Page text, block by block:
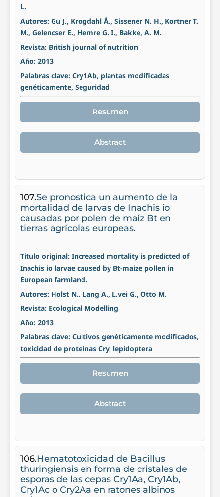
L.
Autores: Gu J., Krogdahl Å., Sissener N. H., Kortner T.
M., Gelencser E., Hemre G. I., Bakke, A. M.
Revista: British journal of nutrition
Año: 2013
Palabras clave: Cry1Ab, plantas modificadas
genéticamente, Seguridad
Resumen
Abstract
107.Se pronostica un aumento de la
mortalidad de larvas de Inachis io
causadas por polen de maíz Bt en
tierras agrícolas europeas.
Titulo original: Increased mortality is predicted of
Inachis io larvae caused by Bt-maize pollen in
European farmland.
Autores: Holst N.. Lang A., L.vei G., Otto M.
Revista: Ecological Modelling
Año: 2013
Palabras clave: Cultivos genéticamente modificados,
toxicidad de proteínas Cry, lepidoptera
Resumen
Abstract
106.Hematotoxicidad de Bacillus
thuringiensis en forma de cristales de
esporas de las cepas Cry1Aa, Cry1Ab,
Cry1Ac o Cry2Aa en ratones albinos